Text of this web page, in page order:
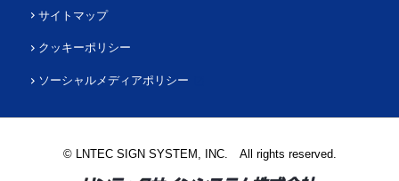
サイトマップ
クッキーポリシー
ソーシャルメディアポリシー
© LNTEC SIGN SYSTEM, INC. All rights reserved.